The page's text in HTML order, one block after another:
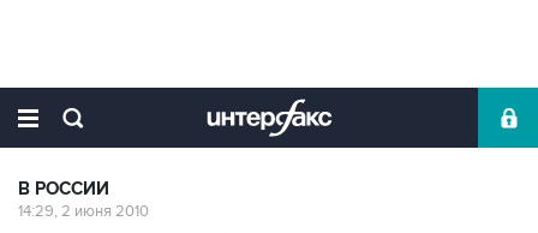
В РОССИИ
14:29, 2 июня 2010